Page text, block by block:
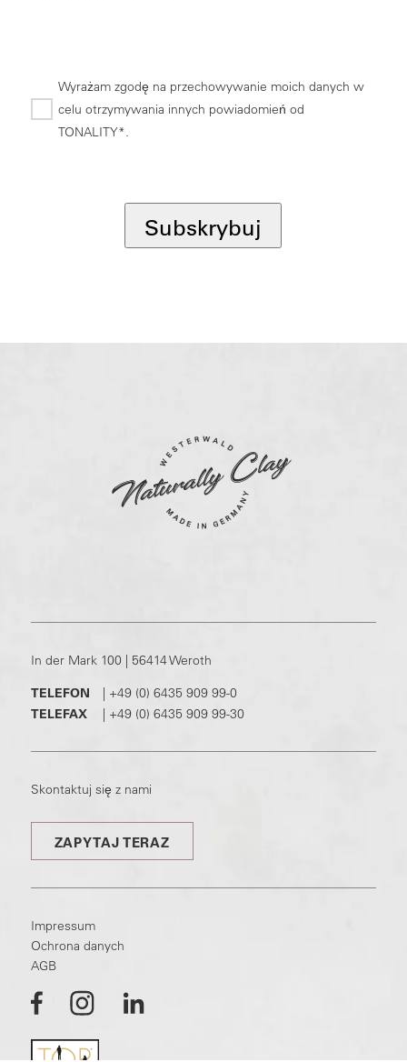
Wyrażam zgodę na przechowywanie moich danych w
celu otrzymywania innych powiadomień od
TONALITY*.
Subskrybuj
In der Mark 100 | 56414 Weroth
TELEFON
| +49 (0) 6435 909 99-0
TELEFAX
| +49 (0) 6435 909 99-30
Skontaktuj się z nami
ZAPYTAJ TERAZ
Impressum
Ochrona danych
AGB